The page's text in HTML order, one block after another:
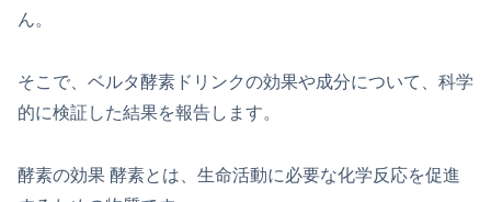
ん。
そこで、ベルタ酵素ドリンクの効果や成分について、科学
的に検証した結果を報告します。
酵素の効果 酵素とは、生命活動に必要な化学反応を促進